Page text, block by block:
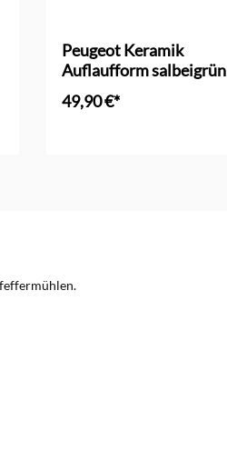
Peugeot Keramik
Auflaufform salbeigrün
49,90 €*